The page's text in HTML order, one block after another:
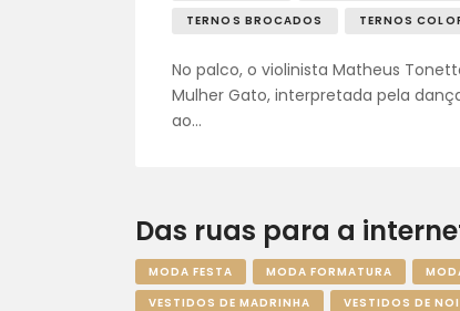
TERNOS BROCADOS
TERNOS
No palco, o violinista Matheus
Mulher Gato, interpretada pela
ao…
Das ruas para a
MODA FESTA MODA FORMATURA
VESTIDOS DE MADRINHA
VESTIDOS DE